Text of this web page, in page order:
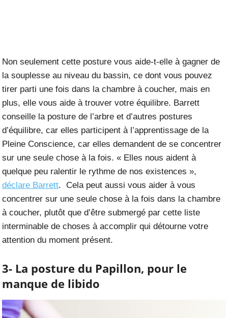
Non seulement cette posture vous aide-t-elle à gagner de
la souplesse au niveau du bassin, ce dont vous pouvez
tirer parti une fois dans la chambre à coucher, mais en
plus, elle vous aide à trouver votre équilibre. Barrett
conseille la posture de l’arbre et d’autres postures
d’équilibre, car elles participent à l’apprentissage de la
Pleine Conscience, car elles demandent de se concentrer
sur une seule chose à la fois. « Elles nous aident à
quelque peu ralentir le rythme de nos existences »,
déclare Barrett. Cela peut aussi vous aider à vous
concentrer sur une seule chose à la fois dans la chambre
à coucher, plutôt que d’être submergé par cette liste
interminable de choses à accomplir qui détourne votre
attention du moment présent.
3- La posture du Papillon, pour le
manque de libido